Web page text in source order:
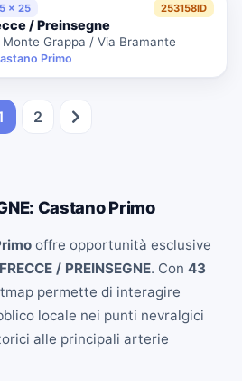
x 25 253158ID
/ Preinsegne
Monte Grappa / Via Bramante
Primo
2
Castano Primo
offre opportunità esclusive
FRECCE / PREINSEGNE. Con 43
permette di interagire
locale nei punti nevralgici
alle principali arterie